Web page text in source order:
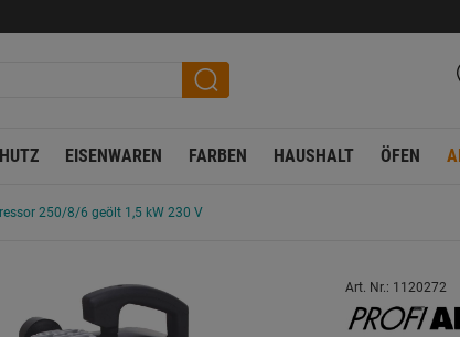
EISENWAREN FARBEN HAUSHALT ÖFEN
250/8/6 geölt 1,5 kW 230 V
Art. Nr.: 1120272